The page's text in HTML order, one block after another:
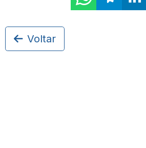
Voltar